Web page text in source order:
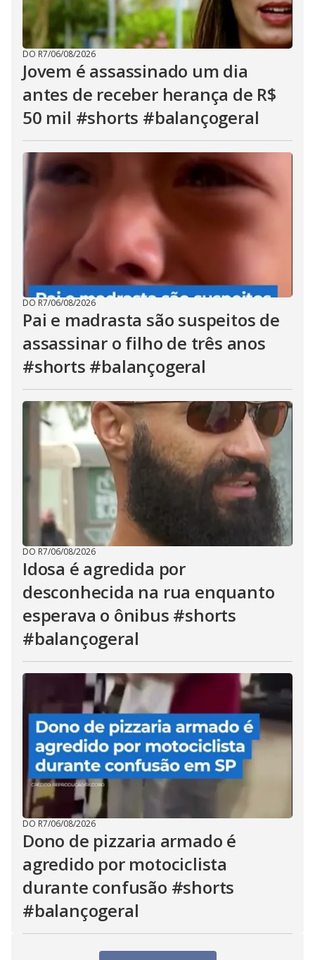
DO R7/06/08/2026
Jovem é assassinado um dia
antes de receber herança de R$
50 mil #shorts #balançogeral
DO R7/06/08/2026
Pai e madrasta são suspeitos de
assassinar o filho de três anos
#shorts #balançogeral
DO R7/06/08/2026
Idosa é agredida por
desconhecida na rua enquanto
esperava o ônibus #shorts
#balançogeral
DO R7/06/08/2026
Dono de pizzaria armado é
agredido por motociclista
durante confusão #shorts
#balançogeral